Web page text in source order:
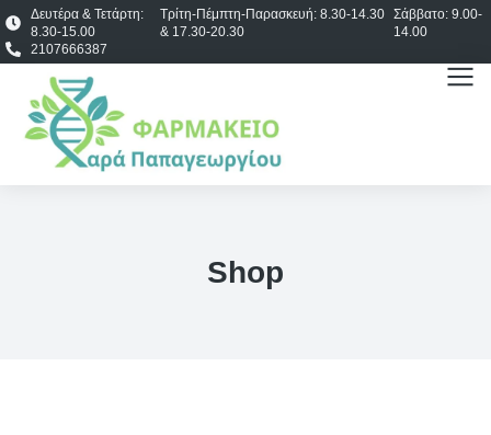
Δευτέρα & Τετάρτη:
8.30-15.00
Τρίτη-Πέμπτη-Παρασκευή: 8.30-14.30
& 17.30-20.30
Σάββατο: 9.00-
14.00
2107666387
Shop